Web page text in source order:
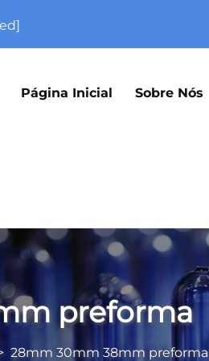
Página Inicial Sobre Nós
preforma
28mm 30mm 38mm preforma